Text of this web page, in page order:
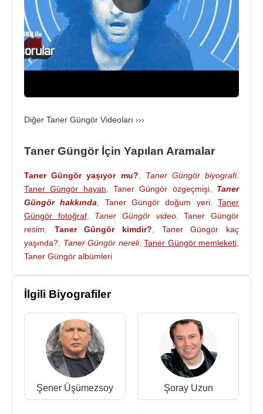
Diğer Taner Güngör Videoları ›››
Taner Güngör İçin Yapılan Aramalar
Taner Güngör yaşıyor mu? Taner Güngör biyografi,
Taner Güngör hayatı ,Taner Güngör özgeçmişi, Taner
Güngör hakkında
Taner Güngör doğum yeri,Taner
Güngör fotoğraf, Taner Güngör video,Taner Güngör
resim
Taner Güngör kimdir?
Taner Güngör kaç
yaşında?
Taner Güngör nereli, Taner Güngör memleketi
Taner Güngör albümleri
İlgili Biyografiler
Şener Üşümezsoy Şoray Uzun